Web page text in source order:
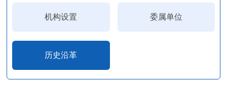
机构设置 委属单位
历史沿革